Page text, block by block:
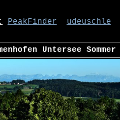
PeakFinder udeuschle
Untersee Sommer